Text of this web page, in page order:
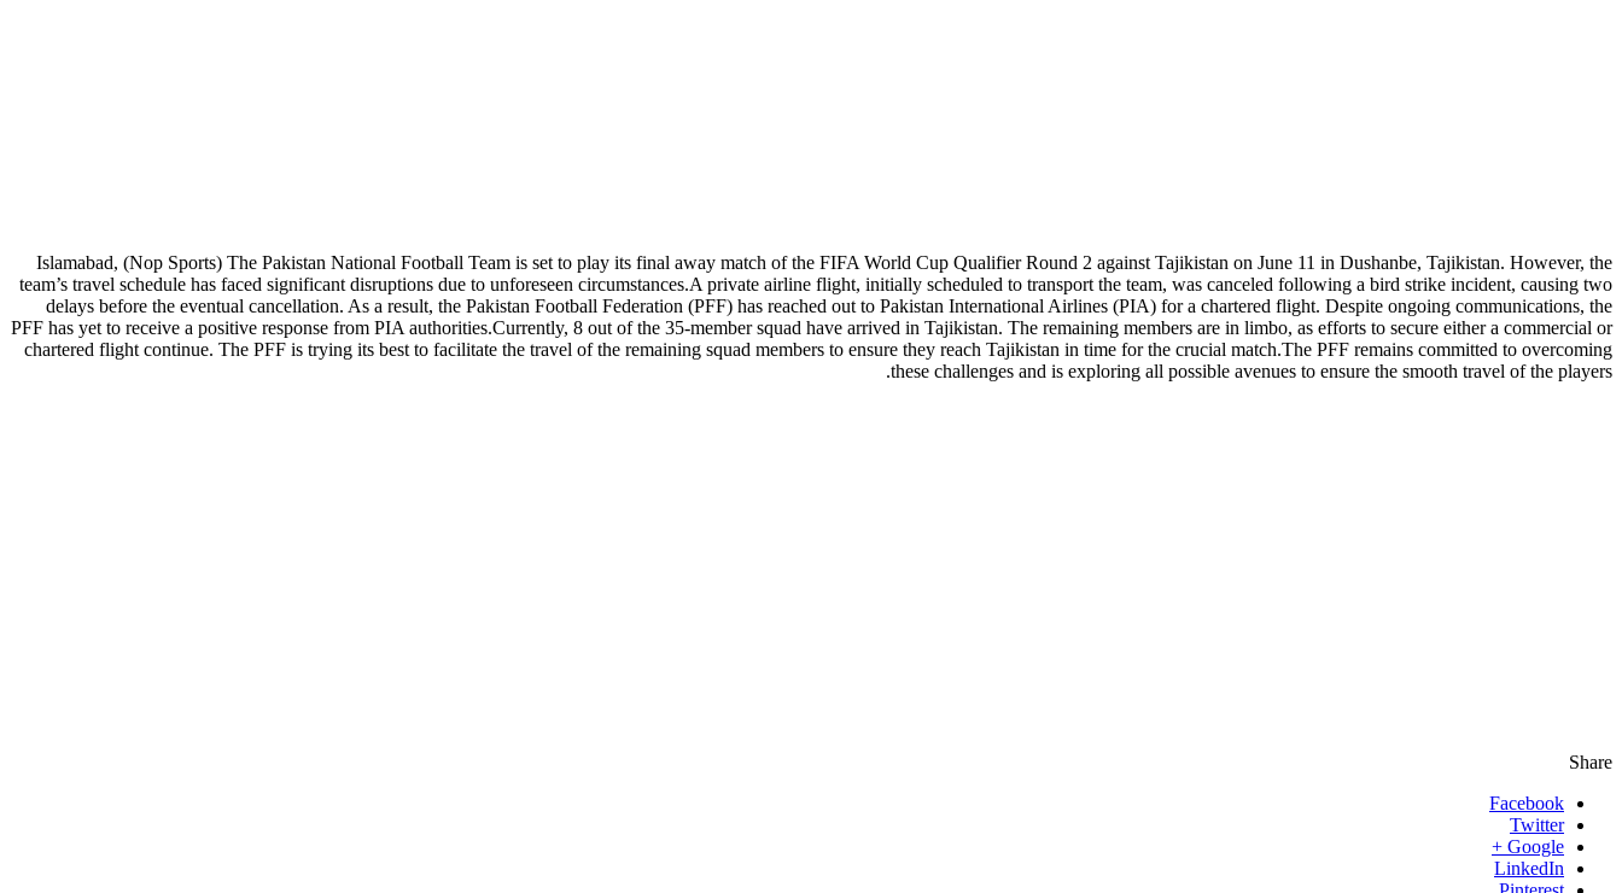
Islamabad, (Nop Sports) The Pakistan National Football Team is set to play its final away match of the FIFA World Cup Qualifier Round 2 against Tajikistan on June 11 in Dushanbe, Tajikistan. However, the
team’s travel schedule has faced significant disruptions due to unforeseen circumstances.A private airline flight, initially scheduled to transport the team, was canceled following a bird strike incident, causing two
delays before the eventual cancellation. As a result, the Pakistan Football Federation (PFF) has reached out to Pakistan International Airlines (PIA) for a chartered flight. Despite ongoing communications, the
PFF has yet to receive a positive response from PIA authorities.Currently, 8 out of the 35-member squad have arrived in Tajikistan. The remaining members are in limbo, as efforts to secure either a commercial or
chartered flight continue. The PFF is trying its best to facilitate the travel of the remaining squad members to ensure they reach Tajikistan in time for the crucial match.The PFF remains committed to overcoming
these challenges and is exploring all possible avenues to ensure the smooth travel of the players.
Share
Facebook
Twitter
Google +
LinkedIn